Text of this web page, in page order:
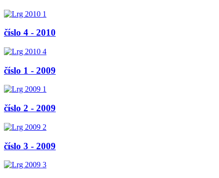
číslo 4 - 2010
číslo 1 - 2009
číslo 2 - 2009
číslo 3 - 2009